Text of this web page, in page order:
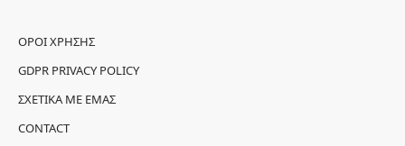
ΌΡΟΙ ΧΡΉΣΗΣ
GDPR PRIVACY POLICY
ΣΧΕΤΙΚΆ ΜΕ ΕΜΆΣ
CONTACT